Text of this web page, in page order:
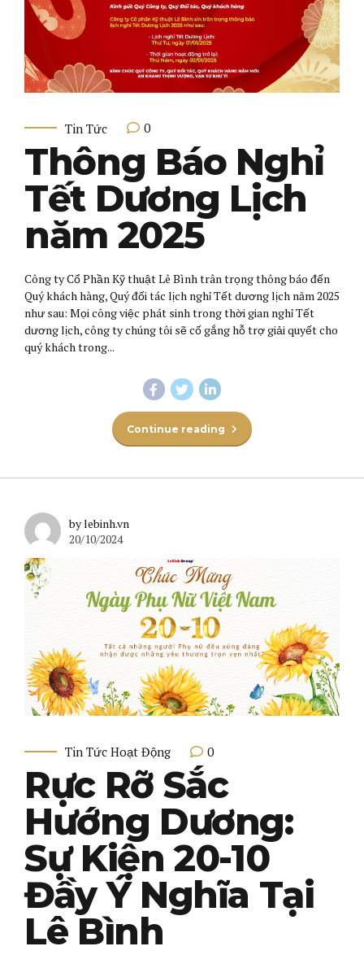
Tin Tức 0
Thông Báo Nghỉ
Tết Dương Lịch
năm 2025
Công ty Cổ Phần Kỹ thuật Lê Bình trân trọng thông báo đến
Quý khách hàng, Quý đối tác lịch nghỉ Tết dương lịch năm 2025
như sau: Mọi công việc phát sinh trong thời gian nghỉ Tết
dương lịch, công ty chúng tôi sẽ cố gắng hỗ trợ giải quyết cho
quý khách trong...
Continue reading
by lebinh.vn
20/10/2024
Tin Tức Hoạt Động 0
Rực Rỡ Sắc
Hướng Dương:
Sự Kiện 20-10
Đầy Ý Nghĩa Tại
Lê Bình